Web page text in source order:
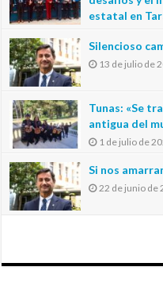
estatal en
Silencioso
13 de julio de
Tunas: «Se
antigua del
1 de julio de
Si nos
22 de junio de